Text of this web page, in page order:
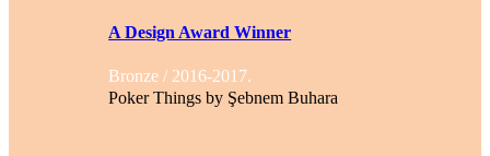
A Design Award Winner
Bronze / 2016-2017.
Poker Things by Şebnem Buhara